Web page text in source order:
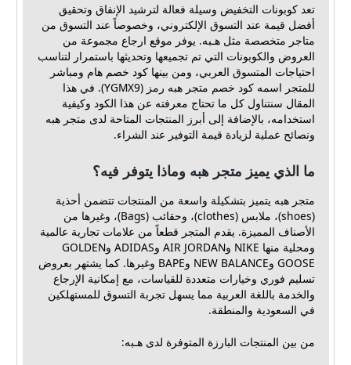
تعد كوبونات التخفيض وسيلة فعالة لترشيد الإنفاق وتحقيق
أفضل قيمة عند التسوق الإلكتروني، وخصوصاً عند التسوق من
متاجر متخصصة مثل هـبه. يوفر موقع ارجاع مجموعة من
العروض والكوبونات التي تم تجميعها وتحديثها باستمرار لتناسب
احتياجات المتسوق العربي، ومن بينها كود خصم هام ومباشر
للمتجر اسمه كود خصم متجر هبه رمز (YGMX9). في هذا
المقال سنتناول كل ما تحتاج معرفته عن هذا الكود وكيفية
استخدامه، بالإضافة إلى أبرز المنتجات المتاحة لدى متجر هبه
ونصائح عملية لزيادة قيمة التوفير عند الشراء.
ما الذي يميز متجر هبه وماذا يتوفر فيه؟
متجر هبه يتميز بتشكيلة واسعة من المنتجات تتضمن أحذية
(shoes)، ملابس (clothes)، وحقائب (Bags)، وغيرها من
الأصناف المميزة. يقدم المتجر قطعاً من علامات تجارية عالمية
ومحلية منها NIKE وAIR JORDAN وADIDAS وGOLDEN
GOOSE وNEW BALANCE وBAPE وغيرها. كما يشتهر بعروض
تسليم فوري وخيارات متعددة للقياسات، مع إمكانية الإرجاع
والخدمة باللغة العربية مما يسهل تجربة التسوق للمستهلكين
في السعودية والمنطقة.
من بين المنتجات البارزة المتوفرة لدى هـبه: